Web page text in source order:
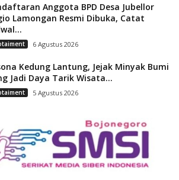
Anggota BPD Desa Jubellor
Lamongan Resmi Dibuka, Catat
6 Agustus 2026
Kedung Lantung, Jejak Minyak Bumi
Jadi Daya Tarik Wisata...
5 Agustus 2026